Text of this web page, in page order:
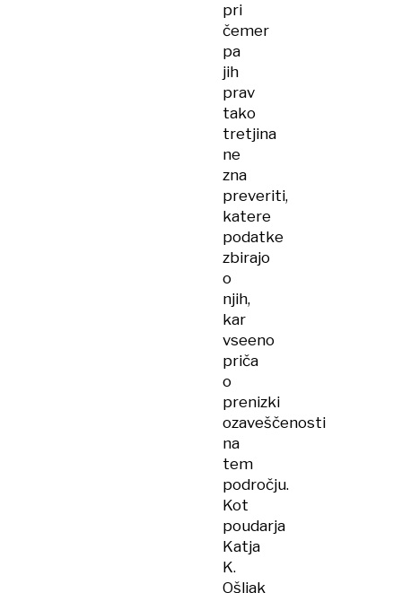
pri
čemer
pa
jih
prav
tako
tretjina
ne
zna
preveriti,
katere
podatke
zbirajo
o
njih,
kar
vseeno
priča
o
prenizki
ozaveščenosti
na
tem
področju.
Kot
poudarja
Katja
K.
Ošljak